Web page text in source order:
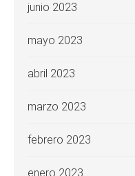
junio 2023
mayo 2023
abril 2023
marzo 2023
febrero 2023
enero 2023